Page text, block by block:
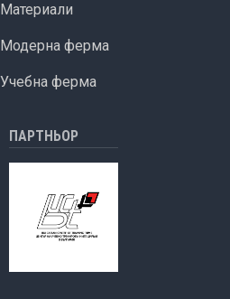
Материали
Модерна ферма
Учебна ферма
ПАРТНЬОР